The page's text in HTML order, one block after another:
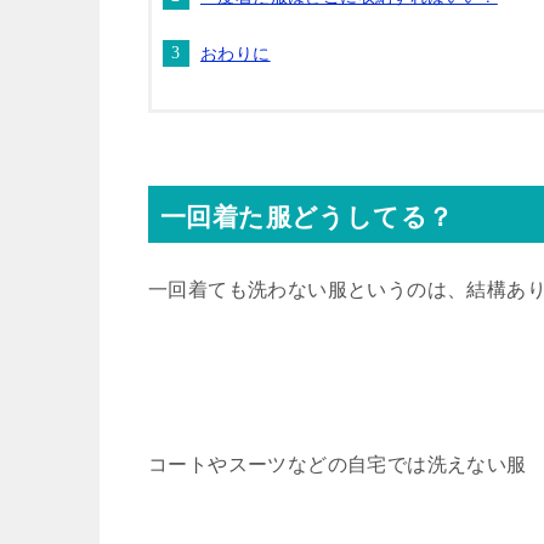
おわりに
一回着た服どうしてる？
一回着ても洗わない服というのは、結構あり
コートやスーツなどの自宅では洗えない服